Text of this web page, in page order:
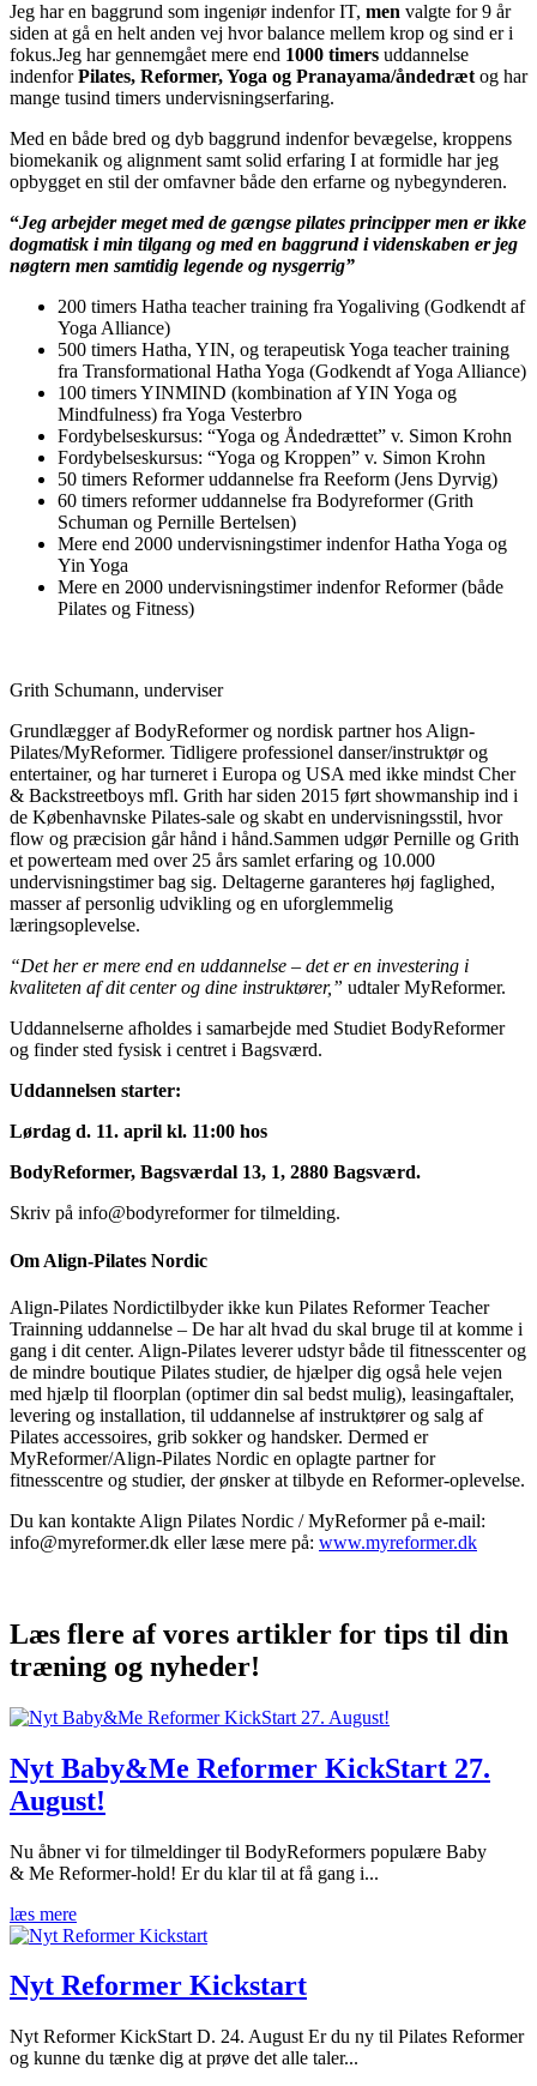
Jeg har en baggrund som ingeniør indenfor IT, men valgte for 9 år
siden at gå en helt anden vej hvor balance mellem krop og sind er i
fokus.Jeg har gennemgået mere end 1000 timers uddannelse
indenforPilates, Reformer, Yoga og Pranayama/åndedrætog har
mange tusind timers undervisningserfaring.
Med en både bred og dyb baggrund indenfor bevægelse, kroppens
biomekanik og alignment samt solid erfaring I at formidle har jeg
opbygget en stil der omfavner både den erfarne og nybegynderen.
“Jeg arbejder meget med de gængse pilates principper men er ikke
dogmatisk i min tilgang og med en baggrund i videnskaben er jeg
nøgtern men samtidig legende og nysgerrig”
200 timers Hatha teacher training fra Yogaliving (Godkendt af
Yoga Alliance)
500 timers Hatha, YIN, og terapeutisk Yoga teacher training
fra Transformational Hatha Yoga (Godkendt af Yoga Alliance)
100 timers YINMIND (kombination af YIN Yoga og
Mindfulness) fra Yoga Vesterbro
Fordybelseskursus: “Yoga og Åndedrættet” v. Simon Krohn
Fordybelseskursus: “Yoga og Kroppen” v. Simon Krohn
50 timers Reformer uddannelse fra Reeform (Jens Dyrvig)
60 timers reformer uddannelse fra Bodyreformer (Grith
Schuman og Pernille Bertelsen)
Mere end 2000 undervisningstimer indenfor Hatha Yoga og
Yin Yoga
Mere en 2000 undervisningstimer indenfor Reformer (både
Pilates og Fitness)
Grith Schumann, underviser
Grundlægger af BodyReformer og nordisk partner hos Align-
Pilates/MyReformer. Tidligere professionel danser/instruktør og
entertainer, og har turneret i Europa og USA med ikke mindst Cher
& Backstreetboys mfl. Grith har siden 2015 ført showmanship ind i
de Københavnske Pilates-sale og skabt en undervisningsstil, hvor
flow og præcision går hånd i hånd.Sammen udgør Pernille og Grith
et powerteam med over 25 års samlet erfaring og 10.000
undervisningstimer bag sig. Deltagerne garanteres høj faglighed,
masser af personlig udvikling og en uforglemmelig
læringsoplevelse.
“Det her er mere end en uddannelse – det er en investering i
kvaliteten af dit center og dine instruktører,” udtaler MyReformer.
Uddannelserne afholdes i samarbejde med Studiet BodyReformer
og finder sted fysisk i centret i Bagsværd.
Uddannelsen starter:
Lørdag d. 11. april kl. 11:00 hos
BodyReformer, Bagsværdal 13, 1, 2880 Bagsværd.
Skriv på info@bodyreformer for tilmelding.
Om Align-Pilates Nordic
Align-Pilates Nordictilbyder ikke kun Pilates Reformer Teacher
Trainning uddannelse – De har alt hvad du skal bruge til at komme i
gang i dit center. Align-Pilates leverer udstyr både til fitnesscenter og
de mindre boutique Pilates studier, de hjælper dig også hele vejen
med hjælp til floorplan (optimer din sal bedst mulig), leasingaftaler,
levering og installation, til uddannelse af instruktører og salg af
Pilates accessoires, grib sokker og handsker. Dermed er
MyReformer/Align-Pilates Nordic en oplagte partner for
fitnesscentre og studier, der ønsker at tilbyde en Reformer-oplevelse.
Du kan kontakte Align Pilates Nordic / MyReformer på e-mail:
info@myreformer.dk eller læse mere på: www.myreformer.dk
Læs flere af vores artikler for tips til din
træning og nyheder!
Nyt Baby&Me Reformer KickStart 27.
August!
Nu åbner vi for tilmeldinger til BodyReformers populære Baby
& Me Reformer-hold! Er du klar til at få gang i...
læs mere
Nyt Reformer Kickstart
Nyt Reformer KickStart D. 24. August Er du ny til Pilates Reformer
og kunne du tænke dig at prøve det alle taler...